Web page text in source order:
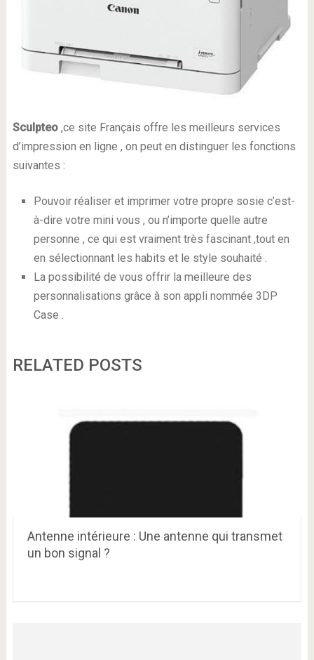
Sculpteo ,ce site Français offre les meilleurs services
d’impression en ligne , on peut en distinguer les fonctions
suivantes :
Pouvoir réaliser et imprimer votre propre sosie c’est-
à-dire votre mini vous , ou n’importe quelle autre
personne , ce qui est vraiment très fascinant ,tout en
en sélectionnant les habits et le style souhaité .
La possibilité de vous offrir la meilleure des
personnalisations grâce à son appli nommée 3DP
Case .
RELATED POSTS
Antenne intérieure : Une antenne qui transmet
un bon signal ?